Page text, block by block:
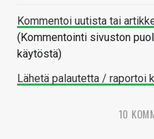
Kommentoi uutista tai
(Kommentointi sivuston
käytöstä)
Lähetä palautetta / raportoi
10